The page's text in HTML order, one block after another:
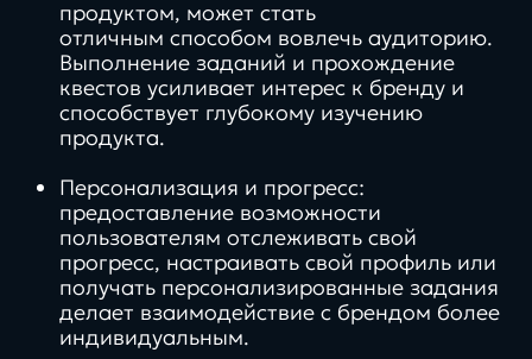
продуктом, может стать
отличным способом вовлечь аудиторию.
Выполнение заданий и прохождение
квестов усиливает интерес к бренду и
способствует глубокому изучению
продукта.
Персонализация и прогресс:
предоставление возможности
пользователям отслеживать свой
прогресс, настраивать свой профиль или
получать персонализированные задания
делает взаимодействие с брендом более
индивидуальным.